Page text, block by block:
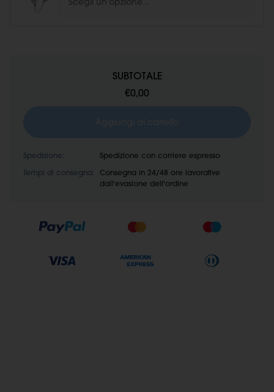
SUBTOTALE
€0,00
Spedizione:
Spedizione con corriere espresso
Tempi di consegna:
Consegna in 24/48 ore lavorative
dall'evasione dell'ordine